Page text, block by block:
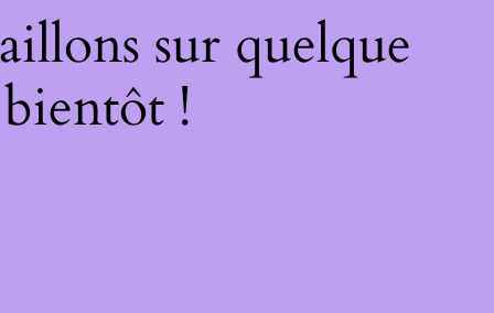
sur quelque
!